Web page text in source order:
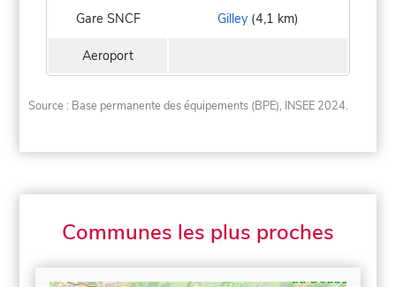
Gare SNCF Gilley (4,1 km)
Aeroport
Source : Base permanente des équipements (BPE), INSEE 2024.
Communes les plus proches